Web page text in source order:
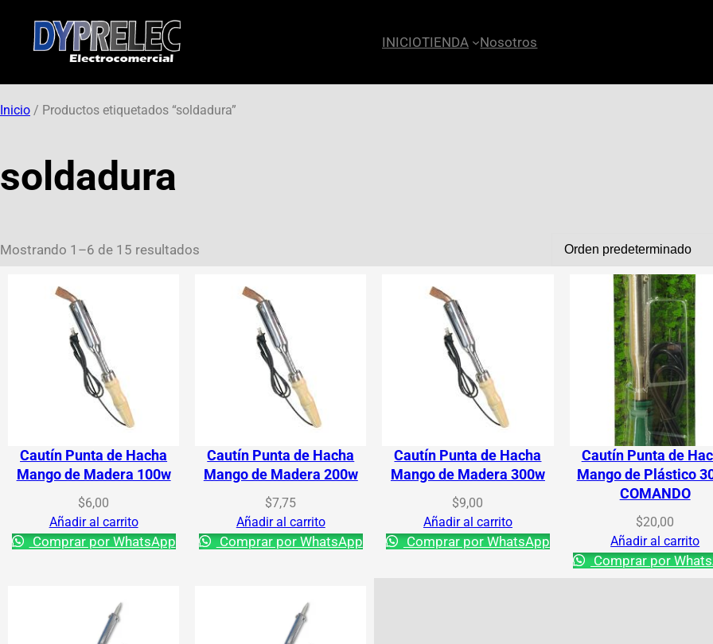
INICIOTIENDA Nosotros
Inicio / Productos etiquetados “soldadura”
soldadura
Mostrando 1–6 de 15 resultados
Cautín Punta de Hacha
Mango de Madera 100w
$6,00
Añadir al carrito
Comprar por WhatsApp
Cautín Punta de Hacha
Mango de Madera 200w
$7,75
Añadir al carrito
Comprar por WhatsApp
Cautín Punta de Hacha
Mango de Madera 300w
$9,00
Añadir al carrito
Comprar por WhatsApp
Cautín Punta de
Mango de Plástico
COMANDO
$20,00
Añadir al carrito
Comprar por